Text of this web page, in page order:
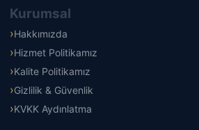
Kurumsal
Hakkımızda
Hizmet Politikamız
Kalite Politikamız
Gizlilik & Güvenlik
KVKK Aydınlatma